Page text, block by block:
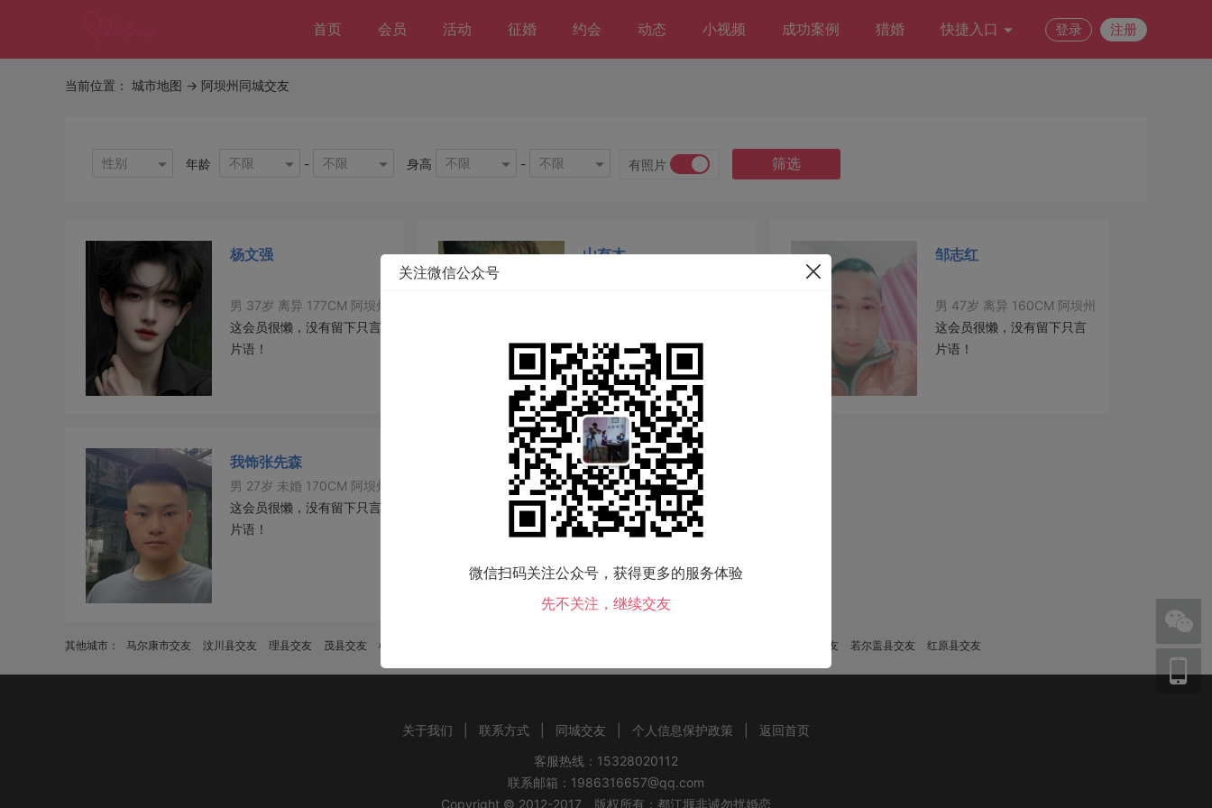
首页 会员 活动 征婚 约会 动态 小视频 成功案例 猎婚 快捷入口 登录 注册
当前位置： 城市地图 -> 阿坝州同城交友
性别 年龄 不限 - 不限 身高 不限 - 不限 有照片 筛选
杨文强
男 37岁 离异 177CM 阿坝州
这会员很懒，没有留下只言
片语！
山有木
片语！
邹志红
男 47岁 离异 160CM 阿坝州
这会员很懒，没有留下只言
片语！
我饰张先森
男 27岁 未婚 170CM 阿坝州
这会员很懒，没有留下只言
片语！
其他城市： 马尔康市交友 汶川县交友 理县交友 茂县交友 松潘县交友 阿坝县交友 若尔盖县交友 红原县交友
关于我们 联系方式 同城交友 个人信息保护政策
返回首页
客服热线：15328020112
联系邮箱：1986316657@qq.com
Copyright © 2012-2017 版权所有：都江堰非诚勿扰婚恋
关注微信公众号
微信扫码关注公众号，获得更多的服务体验
先不关注，继续交友